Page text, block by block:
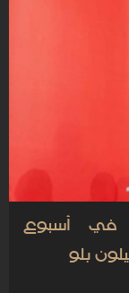
في أسبوع
بلو